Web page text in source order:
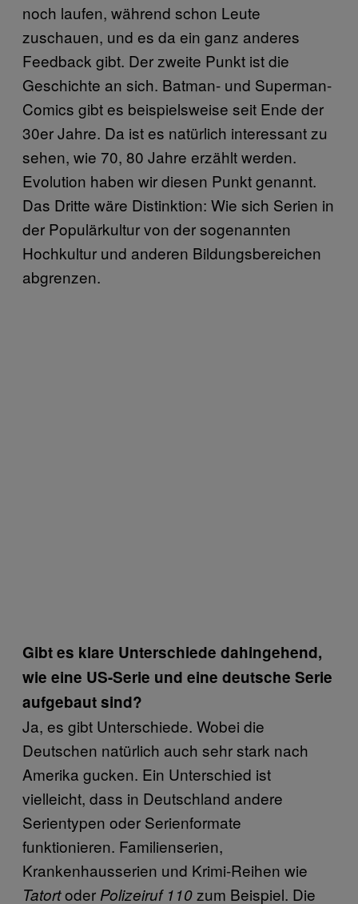
noch laufen, während schon Leute
zuschauen, und es da ein ganz anderes
Feedback gibt. Der zweite Punkt ist die
Geschichte an sich. Batman- und Superman-
Comics gibt es beispielsweise seit Ende der
30er Jahre. Da ist es natürlich interessant zu
sehen, wie 70, 80 Jahre erzählt werden.
Evolution haben wir diesen Punkt genannt.
Das Dritte wäre Distinktion: Wie sich Serien in
der Populärkultur von der sogenannten
Hochkultur und anderen Bildungsbereichen
abgrenzen.
Gibt es klare Unterschiede dahingehend,
wie eine US-Serie und eine deutsche Serie
aufgebaut sind?
Ja, es gibt Unterschiede. Wobei die
Deutschen natürlich auch sehr stark nach
Amerika gucken. Ein Unterschied ist
vielleicht, dass in Deutschland andere
Serientypen oder Serienformate
funktionieren. Familienserien,
Krankenhausserien und Krimi-Reihen wie
Tatortoder Polizeiruf 110zum Beispiel. Die